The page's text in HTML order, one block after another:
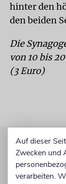
hinter den
den beiden
Die
von 10 bis
(3 Euro)
Auf dieser
Zwecken und
verarbeiten.